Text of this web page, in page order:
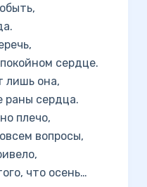
сердце.
лишь она,
раны сердца.
плечо,
вопросы,
что осень…